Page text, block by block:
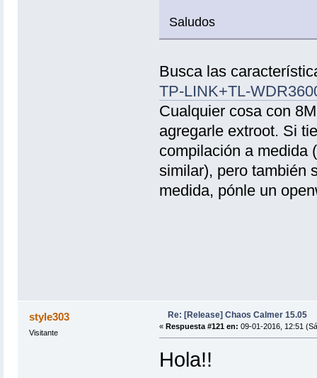
Saludos
Busca las
TP-LINK+TL-
Cualquier cosa con
agregarle extroot. Si
compilación a medida
similar), pero también
medida, pónle un
style303
Visitante
Re: [Release] Chaos Calmer 15.05
« Respuesta #121 en: 09-01-2016, 12:51
Hola!!